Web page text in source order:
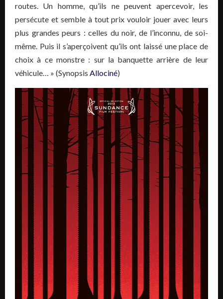
routes. Un homme, qu’ils ne peuvent apercevoir, les
persécute et semble à tout prix vouloir jouer avec leurs
plus grandes peurs : celles du noir, de l’inconnu, de soi-
même. Puis il s’aperçoivent qu’ils ont laissé une place de
choix à ce monstre : sur la banquette arrière de leur
véhicule… » (Synopsis Allociné)